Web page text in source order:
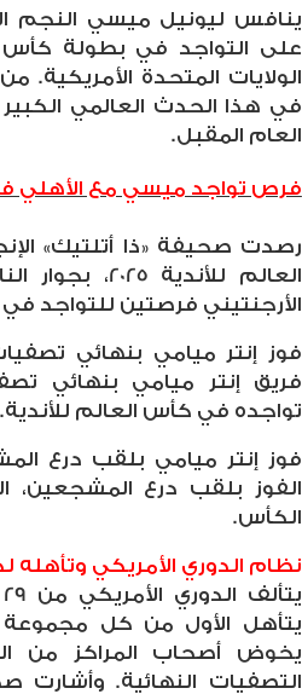
ينافس ليونيل ميسي النجم
الولايات المتحدة
العام المقبل.
فرص تواجد ميسي مع الأهلي في
رصدت صحيفة «ذا أتلتيك»
العالم
الأرجنتيني فرصتين للتواجد
فوز إنتر ميامي بنهائي
فريق إنتر ميامي بنهائي
تواجده في كأس العالم للأندية.
فوز إنتر ميامي بلقب درع
الفوز بلقب درع
الكأس.
نظام الدوري الأمريكي وتأهله
يتأهل الأول من كل مجموعة
يخوض أصحاب المراكز من
التصفيات النهائية. وأشارت